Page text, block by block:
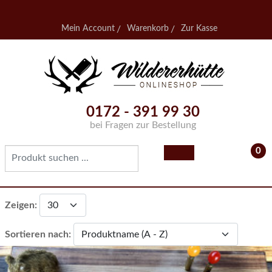
Mein Account Warenkorb Zur Kasse
0172 - 391 99 30
bei Fragen zur Bestellung
0
Zeigen:
Sortieren nach: